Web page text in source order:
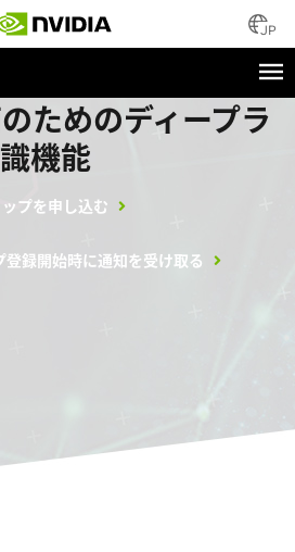
JP
ークショップ
ためのディープラ
機能
プを申し込む
録開始時に通知を受け取る